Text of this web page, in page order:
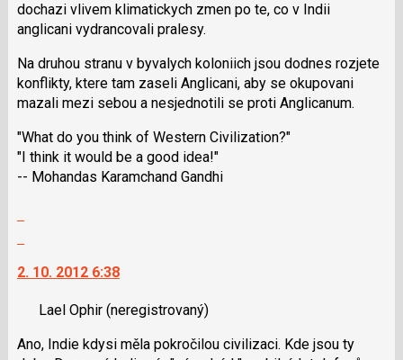
dochazi vlivem klimatickych zmen po te, co v Indii
anglicani vydrancovali pralesy.
Na druhou stranu v byvalych koloniich jsou dodnes rozjete
konflikty, ktere tam zaseli Anglicani, aby se okupovani
mazali mezi sebou a nesjednotili se proti Anglicanum.
"What do you think of Western Civilization?"
"I think it would be a good idea!"
-- Mohandas Karamchand Gandhi
další
názor.
navigaci
2. 10. 2012 6:38
Lael Ophir (neregistrovaný)
Ano, Indie kdysi měla pokročilou civilizaci. Kde jsou ty